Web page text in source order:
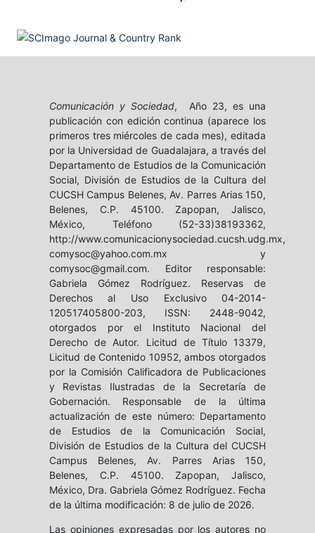
Comunicación y Sociedad, Año 23, es una
publicación con edición continua (aparece los
primeros tres miércoles de cada mes), editada
por la Universidad de Guadalajara, a través del
Departamento de Estudios de la Comunicación
Social, División de Estudios de la Cultura del
CUCSH Campus Belenes, Av. Parres Arias 150,
Belenes, C.P. 45100. Zapopan, Jalisco,
México, Teléfono (52-33)38193362,
http://www.comunicacionysociedad.cucsh.udg.mx,
comysoc@yahoo.com.mx y
comysoc@gmail.com. Editor responsable:
Gabriela Gómez Rodríguez. Reservas de
Derechos al Uso Exclusivo 04-2014-
120517405800-203, ISSN: 2448-9042,
otorgados por el Instituto Nacional del
Derecho de Autor. Licitud de Título 13379,
Licitud de Contenido 10952, ambos otorgados
por la Comisión Calificadora de Publicaciones
y Revistas Ilustradas de la Secretaría de
Gobernación. Responsable de la última
actualización de este número: Departamento
de Estudios de la Comunicación Social,
División de Estudios de la Cultura del CUCSH
Campus Belenes, Av. Parres Arias 150,
Belenes, C.P. 45100. Zapopan, Jalisco,
México, Dra. Gabriela Gómez Rodríguez. Fecha
de la última modificación: 8 de julio de 2026.
Las opiniones expresadas por los autores no